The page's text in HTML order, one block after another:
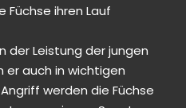
Füchse ihren Lauf
der Leistung der jungen
er auch in wichtigen
werden die Füchse